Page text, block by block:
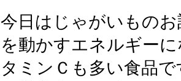
今日はじゃがいもの
を動かすエネルギー
タミンＣも多い食品